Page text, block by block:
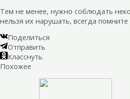
Тем не менее, нужно соблюдать
нельзя их нарушать, всегда
Поделиться
Отправить
Класснуть
Похожее